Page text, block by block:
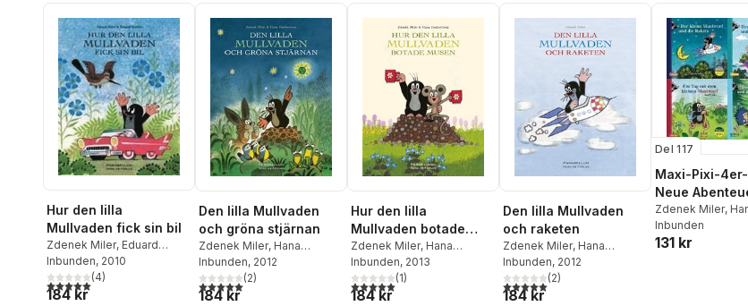
Hur den lilla
Mullvaden fick sin bil
Zdenek Miler, Eduard
Petiska
Inbunden, 2010
5,0utav 5 stjärnor. Totalt antal röster:
(4)
184 kr
Den lilla Mullvaden
och gröna stjärnan
Zdenek Miler, Hana
Doskocilova
Inbunden, 2012
5,0utav 5 stjärnor. Totalt antal röster:
(2)
184 kr
Hur den lilla
Mullvaden botade
Musen
Zdenek Miler, Hana
Doskocilova
Inbunden, 2013
5,0utav 5 stjärnor. Totalt antal röster:
(1)
184 kr
Den lilla Mullvaden
och raketen
Zdenek Miler, Hana
Doskocilova
Inbunden, 2012
5,0utav 5 stjärnor. Totalt antal röster:
(2)
184 kr
Del 117
Maxi-Pixi-4er-
Neue
dem kleinen
(4x1 Exemplar)
Zdenek Miler,
Sörensen
Inbunden
131 kr